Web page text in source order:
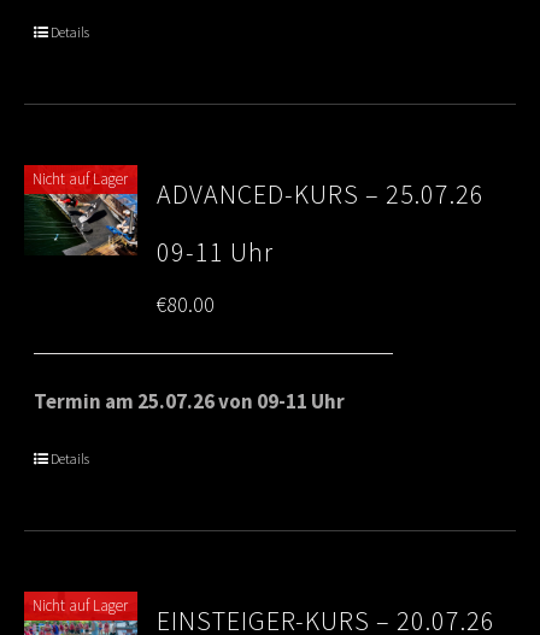
Details
Nicht auf Lager
ADVANCED-KURS – 25.07.26
09-11 Uhr
€80.00
Termin am 25.07.26 von 09-11 Uhr
Details
Nicht auf Lager EINSTEIGER-KURS – 20.07.26